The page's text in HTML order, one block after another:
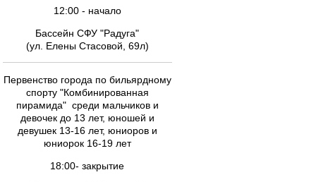
12:00 - начало
Бассейн СФУ "Радуга"
(ул. Елены Стасовой, 69л)
Первенство города по бильярдному
спорту "Комбинированная
пирамида" среди мальчиков и
девочек до 13 лет, юношей и
девушек 13-16 лет, юниоров и
юниорок 16-19 лет
18:00- закрытие